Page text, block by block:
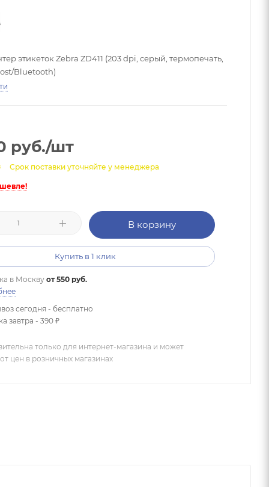
этикеток Zebra ZD411 (203 dpi, серый, термопечать,
Bluetooth)
руб./шт
Срок поставки уточняйте у менеджера
В корзину
Купить в 1 клик
в Москву от 550 руб.
сегодня - бесплатно
завтра - 390 ₽
только для интернет-магазина и может
цен в розничных магазинах